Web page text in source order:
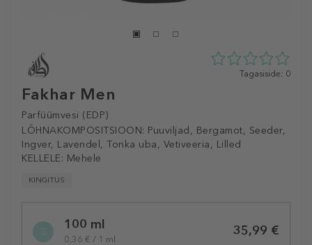
Fakhar Men
Parfüümvesi (EDP)
LÕHNAKOMPOSITSIOON: Puuviljad, Bergamot, Seeder,
Ingver, Lavendel, Tonka uba, Vetiveeria, Lilled
KELLELE: Mehele
KINGITUS
0
Tagasiside: 0
variation100 ml
0,36 € / 1 ml
35,99 €